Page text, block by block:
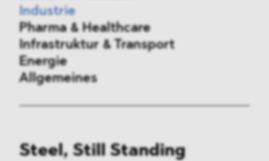
Industrie
Pharma & Healthcare
Infrastruktur & Transport
Energie
Allgemeines
Außenwirtschaftsrecht
Steel, Still Standing